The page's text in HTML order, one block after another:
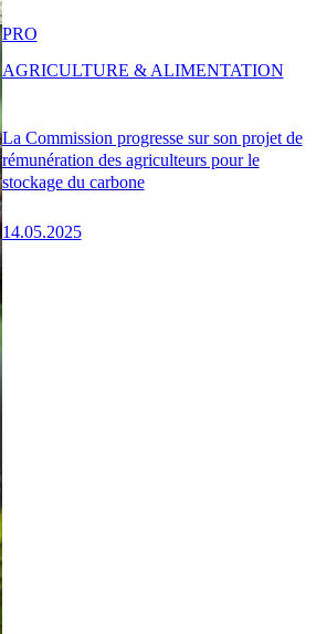
La Commission progresse sur son projet de
rémunération des agriculteurs pour le
stockage du carbone
14.05.2025
PRO
AGRICULTURE & ALIMENTATION